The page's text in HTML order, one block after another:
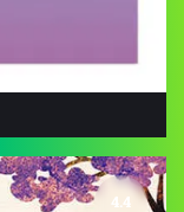
4.4